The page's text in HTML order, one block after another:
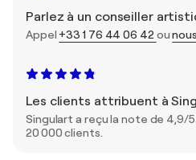
Parlez à un conseiller
Appel +33 1 76 44 06 42ou
Les clients attribuent à
Singulart a reçu la note de 4,9/
20 000 clients.